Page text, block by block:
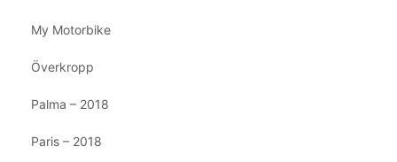
My Motorbike
Överkropp
Palma – 2018
Paris – 2018